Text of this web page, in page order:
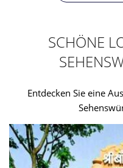
SCHÖNE
Entdecken Sie eine